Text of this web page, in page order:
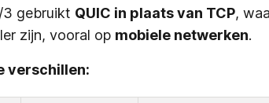
3 gebruikt QUIC in plaats van TCP,
zijn, vooral op mobiele netwerken.
verschillen: